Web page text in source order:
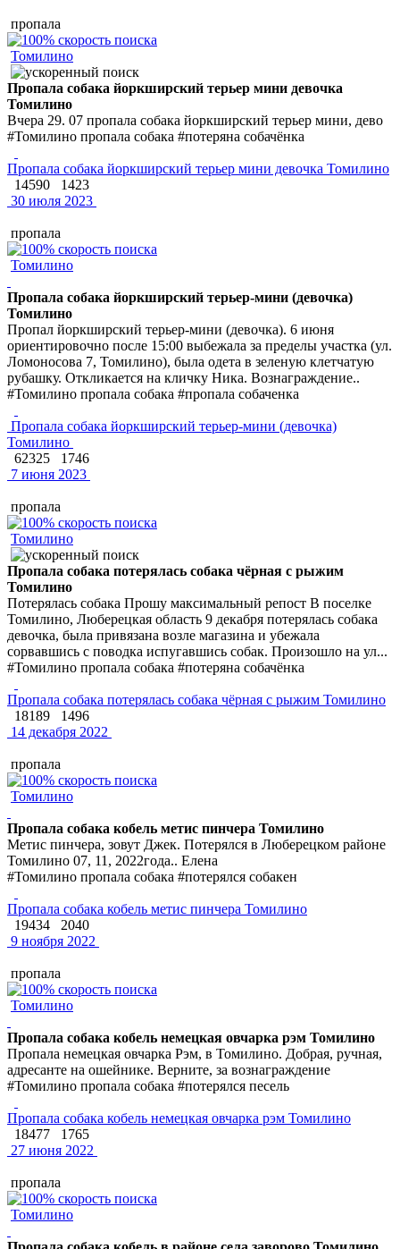
пропала
Томилино
Пропала собака йоркширский терьер мини девочка
Томилино
Вчера 29. 07 пропала собака йоркширский терьер мини, дево
#Томилино пропала собака #потеряна собачёнка
Пропала собака йоркширский терьер мини девочка Томилино
14590
1423
30 июля 2023
пропала
Томилино
Пропала собака йоркширский терьер-мини (девочка)
Томилино
Пропал йоркширский терьер-мини (девочка). 6 июня
ориентировочно после 15:00 выбежала за пределы участка (ул.
Ломоносова 7, Томилино), была одета в зеленую клетчатую
рубашку. Откликается на кличку Ника. Вознаграждение..
#Томилино пропала собака #пропала собаченка
Пропала собака йоркширский терьер-мини (девочка)
Томилино
62325
1746
7 июня 2023
пропала
Томилино
Пропала собака потерялась собака чёрная с рыжим
Томилино
Потерялась собака Прошу максимальный репост В поселке
Томилино, Люберецкая область 9 декабря потерялась собака
девочка, была привязана возле магазина и убежала
сорвавшись с поводка испугавшись собак. Произошло на ул...
#Томилино пропала собака #потеряна собачёнка
Пропала собака потерялась собака чёрная с рыжим Томилино
18189
1496
14 декабря 2022
пропала
Томилино
Пропала собака кобель метис пинчера Томилино
Метис пинчера, зовут Джек. Потерялся в Люберецком районе
Томилино 07, 11, 2022года.. Елена
#Томилино пропала собака #потерялся собакен
Пропала собака кобель метис пинчера Томилино
19434
2040
9 ноября 2022
пропала
Томилино
Пропала собака кобель немецкая овчарка рэм Томилино
Пропала немецкая овчарка Рэм, в Томилино. Добрая, ручная,
адресанте на ошейнике. Верните, за вознаграждение
#Томилино пропала собака #потерялся песель
Пропала собака кобель немецкая овчарка рэм Томилино
18477
1765
27 июня 2022
пропала
Томилино